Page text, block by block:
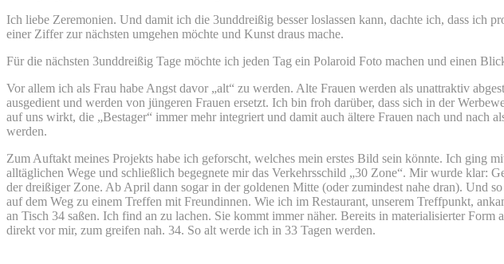
Ich liebe Zeremonien. Und damit ich die 3unddreißig besser loslassen kann, dachte ich, dass ich
einer Ziffer zur nächsten umgehen möchte und Kunst draus mache.
Für die nächsten 3unddreißig Tage möchte ich jeden Tag ein Polaroid Foto machen und einen
Vor allem ich als Frau habe Angst davor „alt“ zu werden. Alte Frauen werden als unattraktiv
ausgedient und werden von jüngeren Frauen ersetzt. Ich bin froh darüber, dass sich in der
auf uns wirkt, die „Bestager“ immer mehr integriert und damit auch ältere Frauen nach und nach
werden.
Zum Auftakt meines Projekts habe ich geforscht, welches mein erstes Bild sein könnte. Ich ging
alltäglichen Wege und schließlich begegnete mir das Verkehrsschild „30 Zone“. Mir wurde klar:
der dreißiger Zone. Ab April dann sogar in der goldenen Mitte (oder zumindest nahe dran). Und so
auf dem Weg zu einem Treffen mit Freundinnen. Wie ich im Restaurant, unserem Treffpunkt,
an Tisch 34 saßen. Ich find an zu lachen. Sie kommt immer näher. Bereits in materialisierter Form
direkt vor mir, zum greifen nah. 34. So alt werde ich in 33 Tagen werden.